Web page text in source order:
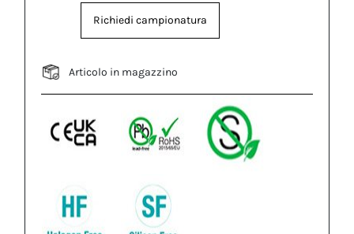
Richiedi campionatura
Articolo in magazzino